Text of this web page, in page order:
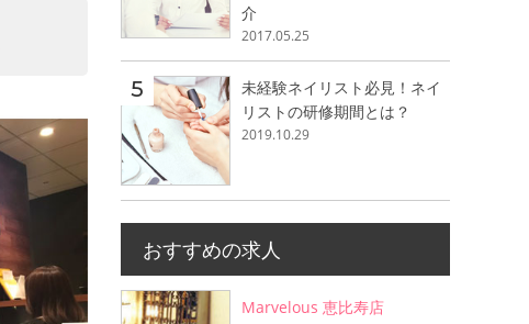
介
2017.05.25
未経験ネイリスト必見！ネイ
リストの研修期間とは？
2019.10.29
おすすめの求人
Marvelous 恵比寿店